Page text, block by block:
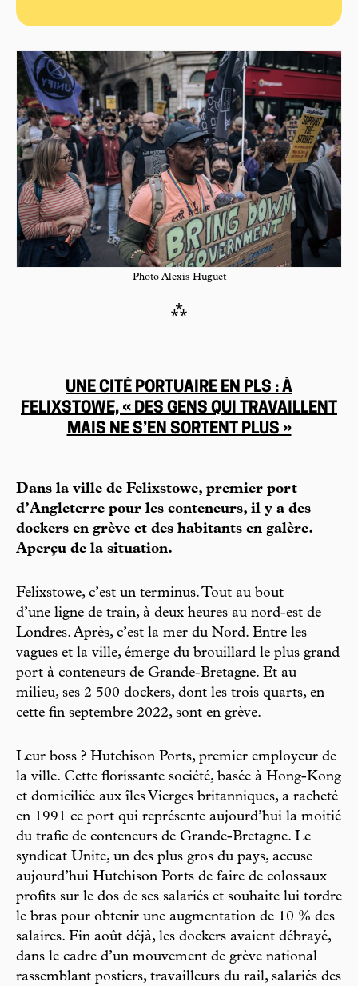
Photo Alexis Huguet
⁂
UNE CITÉ PORTUAIRE EN PLS : À
FELIXSTOWE, « DES GENS QUI TRAVAILLENT
MAIS NE S’EN SORTENT PLUS »
Dans la ville de Felixstowe, premier port
d’Angleterre pour les conteneurs, il y a des
dockers en grève et des habitants en galère.
Aperçu de la situation.
Felixstowe, c’est un terminus. Tout au bout
d’une ligne de train, à deux heures au nord-est de
Londres. Après, c’est la mer du Nord. Entre les
vagues et la ville, émerge du brouillard le plus grand
port à conteneurs de Grande-Bretagne. Et au
milieu, ses 2 500 dockers, dont les trois quarts, en
cette fin septembre 2022, sont en grève.
Leur boss ? Hutchison Ports, premier employeur de
la ville. Cette florissante société, basée à Hong-Kong
et domiciliée aux îles Vierges britanniques, a racheté
en 1991 ce port qui représente aujourd’hui la moitié
du trafic de conteneurs de Grande-Bretagne. Le
syndicat Unite, un des plus gros du pays, accuse
aujourd’hui Hutchison Ports de faire de colossaux
profits sur le dos de ses salariés et souhaite lui tordre
le bras pour obtenir une augmentation de 10 % des
salaires. Fin août déjà, les dockers avaient débrayé,
dans le cadre d’un mouvement de grève national
rassemblant postiers, travailleurs du rail, salariés des